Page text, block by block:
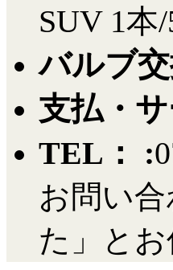
SUV 1本
バルブ交
支払・サ
TEL： :
お問い
た」と